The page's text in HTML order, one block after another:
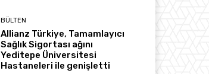
BÜLTEN
Allianz Türkiye, Tamamlayıcı
Sağlık Sigortası ağını
Yeditepe Üniversitesi
Hastaneleri ile genişletti